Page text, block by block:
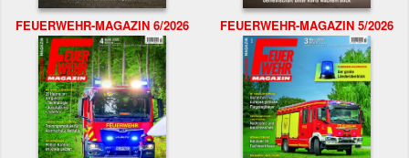
FEUERWEHR-MAGAZIN 6/2026 FEUERWEHR-MAGAZIN 5/2026